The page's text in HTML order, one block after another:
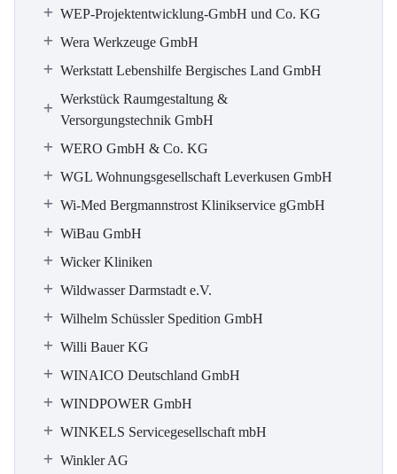
WEP-Projektentwicklung-GmbH und Co. KG
Wera Werkzeuge GmbH
Werkstatt Lebenshilfe Bergisches Land GmbH
Werkstück Raumgestaltung &
Versorgungstechnik GmbH
WERO GmbH & Co. KG
WGL Wohnungsgesellschaft Leverkusen GmbH
Wi-Med Bergmannstrost Klinikservice gGmbH
WiBau GmbH
Wicker Kliniken
Wildwasser Darmstadt e.V.
Wilhelm Schüssler Spedition GmbH
Willi Bauer KG
WINAICO Deutschland GmbH
WINDPOWER GmbH
WINKELS Servicegesellschaft mbH
Winkler AG